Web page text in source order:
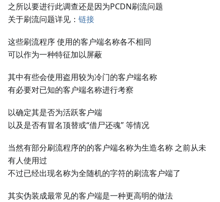
之所以要进行此调查还是因为PCDN刷流问题
关于刷流问题详见： 链接
这些刷流程序 使用的客户端名称各不相同
可以作为一种特征加以屏蔽
其中有些会使用盗用较为冷门的客户端名称
有必要对已知的客户端名称进行考察
以确定其是否为活跃客户端
以及是否有冒名顶替或“借尸还魂” 等情况
当然有部分刷流程序的的客户端名称为生造名称 之前从未
有人使用过
不过已经出现名称为全随机的字符的刷流客户端了
其实伪装成最常见的客户端是一种更高明的做法